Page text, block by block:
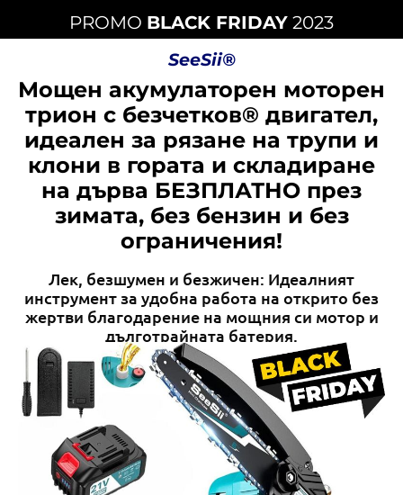
PROMO BLACK FRIDAY 2023
SeeSii®
Мощен акумулаторен моторен
трион с безчетков® двигател,
идеален за рязане на трупи и
клони в гората и складиране
на дърва БЕЗПЛАТНО през
зимата, без бензин и без
ограничения!
Лек, безшумен и безжичен: Идеалният
инструмент за удобна работа на открито без
жертви благодарение на мощния си мотор и
дълготрайната батерия.